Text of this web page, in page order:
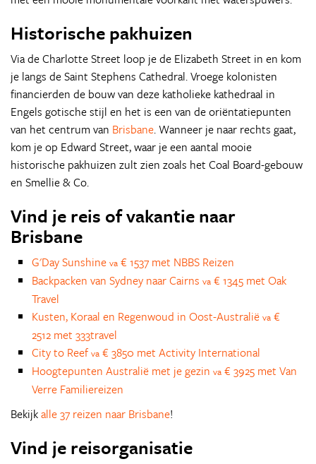
Historische pakhuizen
Via de Charlotte Street loop je de Elizabeth Street in en kom
je langs de Saint Stephens Cathedral. Vroege kolonisten
financierden de bouw van deze katholieke kathedraal in
Engels gotische stijl en het is een van de oriëntatiepunten
van het centrum van Brisbane. Wanneer je naar rechts gaat,
kom je op Edward Street, waar je een aantal mooie
historische pakhuizen zult zien zoals het Coal Board-gebouw
en Smellie & Co.
Vind je reis of vakantie naar
Brisbane
G'Day Sunshine va € 1537 met NBBS Reizen
Backpacken van Sydney naar Cairns va € 1345 met Oak
Travel
Kusten, Koraal en Regenwoud in Oost-Australië va €
2512 met 333travel
City to Reefva € 3850 met Activity International
Hoogtepunten Australië met je gezin va € 3925 met Van
Verre Familiereizen
Bekijkalle 37 reizen naar Brisbane!
Vind je reisorganisatie